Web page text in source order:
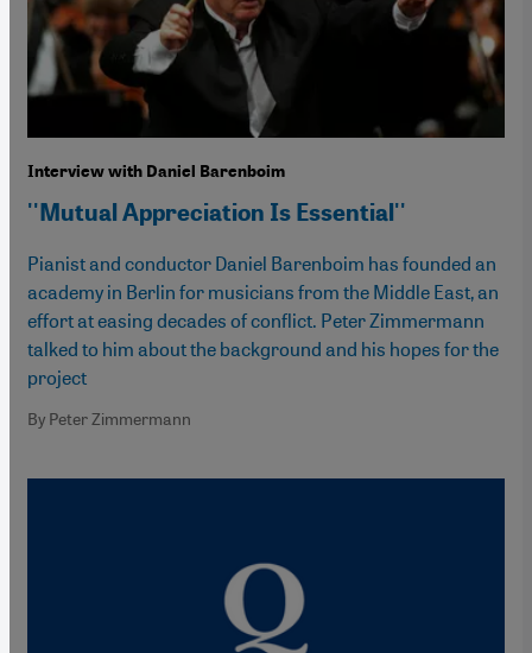
Interview with Daniel Barenboim
''Mutual Appreciation Is Essential''
Pianist and conductor Daniel Barenboim has founded an
academy in Berlin for musicians from the Middle East, an
effort at easing decades of conflict. Peter Zimmermann
talked to him about the background and his hopes for the
project
By Peter Zimmermann